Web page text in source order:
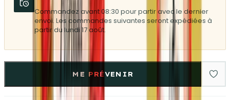
Commandez avant 08:30 pour partir avec le dernier
envoi. Les commandes suivantes seront expédiées à
partir du lundi 17 août.
ME PRÉVENIR